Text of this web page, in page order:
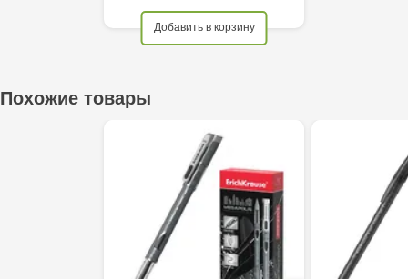
Crafti Căușeni- str. Mihai Eminescu, 6
Crafti Sculeni - str. Calea Ieșilor, 3/1
Multistore Telecentru - str. N. Testemițanu
Multistore Soroca - bd. Ștefan cel Mare, 110
Crafti Bălți- EviMall, et2
MultiStore Căușeni- str. Iurii Gagarin 24
Добавить в корзину
Похожие товары